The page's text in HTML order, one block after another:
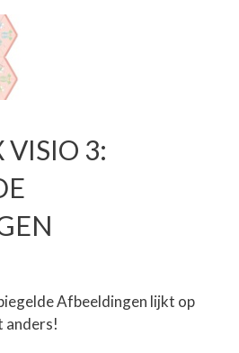
VISIO 3:
Afbeeldingen lijkt op
anders!